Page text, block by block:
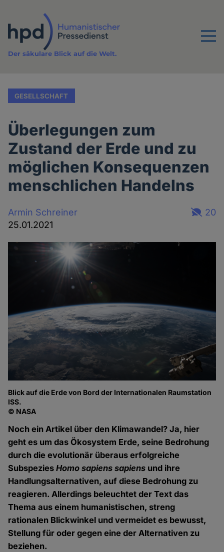
Inhalt
Menu
Der säkulare Blick auf die Welt.
GESELLSCHAFT
Überlegungen zum
Zustand der Erde und zu
möglichen Konsequenzen
menschlichen Handelns
Armin Schreiner
25.01.2021
20
Blick auf die Erde von Bord der Internationalen Raumstation
ISS.
© NASA
Noch ein Artikel über den Klimawandel? Ja, hier
geht es um das Ökosystem Erde, seine Bedrohung
durch die evolutionär überaus erfolgreiche
SubspeziesHomo sapiens sapiens und ihre
Handlungsalternativen, auf diese Bedrohung zu
reagieren. Allerdings beleuchtet der Text das
Thema aus einem humanistischen, streng
rationalen Blickwinkel und vermeidet es bewusst,
Stellung für oder gegen eine der Alternativen zu
beziehen.